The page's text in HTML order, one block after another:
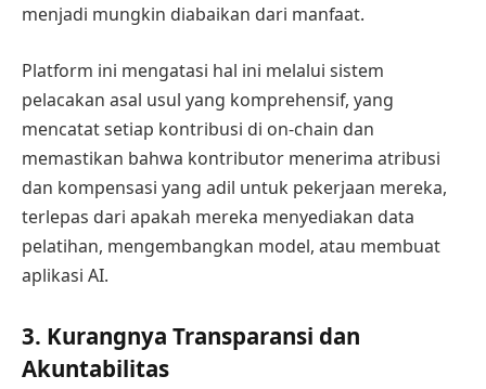
menjadi mungkin diabaikan dari manfaat.
Platform ini mengatasi hal ini melalui sistem
pelacakan asal usul yang komprehensif, yang
mencatat setiap kontribusi di on-chain dan
memastikan bahwa kontributor menerima atribusi
dan kompensasi yang adil untuk pekerjaan mereka,
terlepas dari apakah mereka menyediakan data
pelatihan, mengembangkan model, atau membuat
aplikasi AI.
3. Kurangnya Transparansi dan
Akuntabilitas